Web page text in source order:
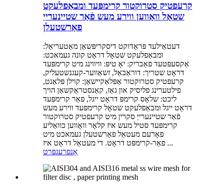
קרעפטיק סטרוקטור קרימפּעד ומבאַפלעקט
שטאָל וואָווען ווירע מעש פֿאַר שטיינערייַ
פאַרשטעלן
דעטאַילעד פּראָדוקט דיסקריפּשאַן מאַטעריאַל:
ומבאַפלעקט שטאָל דראָט קונה געמאכט:
אַקסעפּטעד פאַבריק: יאָ טיפּ: וויווינג מיט קרימפּעד
דראָט שטריך: דוראַבאַל, זשאַווער-קעגנשטעליק,
קרעפטיק סטרוקטור אַפּלאַקיישאַן: קוילן פּלאַנט,
פילטערינג פליסיק און גאַז, קאַנסטראַקשאַן הויך
ליכט: שלאָס קרימפּ דראָט ייגל, פאַר קרימפּעד
דראָט ייגל ומבאַפלעקט שטאָל קרימפּעד ווירע מעש
פֿאַר שטיינערייַ סקרין מיט קרעפטיק סטרוקטור
קרימפּעד סטיל מעש איז קלאָר וואָווען כוואַליע
פאָרעם מעטאַל פאַרשטעלן געמאכט מיט
פאַר-קרימפּט דראָט. די מעטאַל דראָט איז ...
אָנפרעגפּרט